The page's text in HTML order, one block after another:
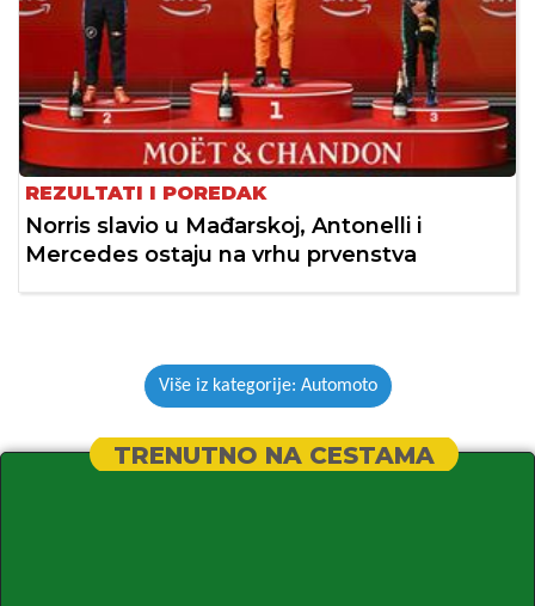
REZULTATI I POREDAK
Norris slavio u Mađarskoj, Antonelli i
Mercedes ostaju na vrhu prvenstva
Više iz kategorije: Automoto
TRENUTNO NA CESTAMA